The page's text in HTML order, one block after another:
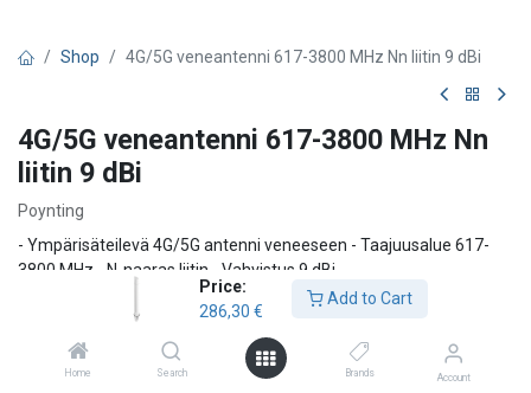
Price:
286,30 €
Add to Cart
Home Search Brands Account
Shop 4G/5G veneantenni 617-3800 MHz Nn liitin 9 dBi
4G/5G veneantenni 617-3800 MHz Nn
liitin 9 dBi
Poynting
- Ympärisäteilevä 4G/5G antenni veneeseen - Taajuusalue 617-
3800 MHz - N-naaras liitin - Vahvistus 9 dBi
Add to Cart